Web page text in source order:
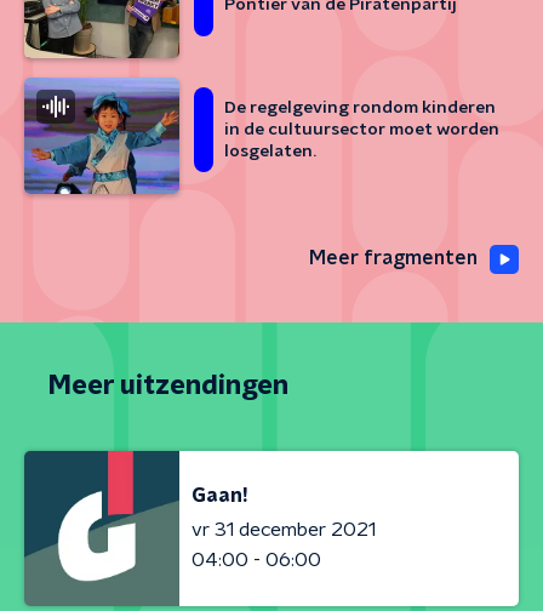
Pontier van de Piratenpartij
De regelgeving rondom kinderen
in de cultuursector moet worden
losgelaten.
Meer fragmenten
Meer uitzendingen
Gaan!
vr 31 december 2021
04:00 - 06:00